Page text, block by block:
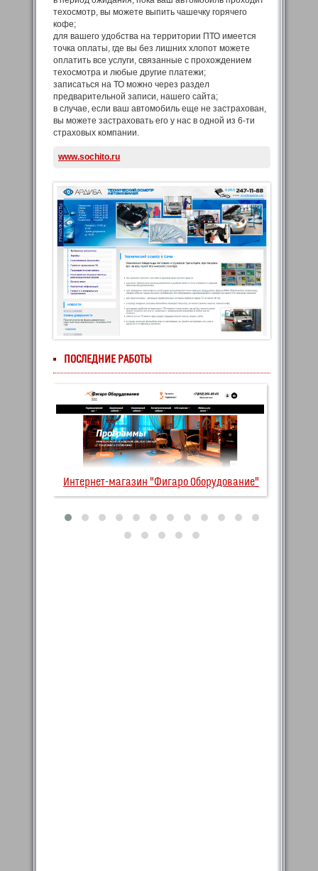
техосмотр, вы можете выпить чашечку горячего
кофе;
для вашего удобства на территории ПТО имеется
точка оплаты, где вы без лишних хлопот можете
оплатить все услуги, связанные с прохождением
техосмотра и любые другие платежи;
записаться на ТО можно через раздел
предварительной записи, нашего сайта;
в случае, если ваш автомобиль еще не застрахован,
вы можете застраховать его у нас в одной из 6-ти
страховых компании.
www.sochito.ru
ПОСЛЕДНИЕ РАБОТЫ
Интернет-магазин "Фигаро Оборудование"